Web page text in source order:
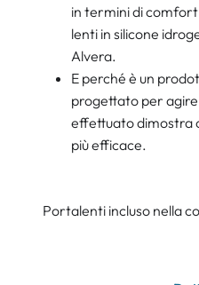
in termini di comfort
lenti in silicone
Alvera.
E perché è un
progettato per
effettuato dimostra
più efficace.
Portalenti incluso nella